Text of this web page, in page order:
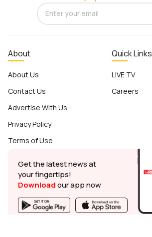
About
About Us
Contact Us
Advertise With Us
Privacy Policy
Terms of Use
Quick Links
LIVE TV
Careers
Get the latest news at
your fingertips!
Downloadour app now